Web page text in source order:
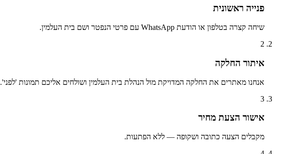
פנייה ראשונית
שיחה קצרה בטלפון או הודעת WhatsApp עם פרטי הנפטר ושם בית העלמין.
2
איתור החלקה
אנחנו מאתרים את החלקה המדויקת מול הנהלת בית העלמין ושולחים אליכם תמונות 'לפני'.
3
אישור הצעת מחיר
מקבלים הצעה כתובה ושקופה — ללא הפתעות.